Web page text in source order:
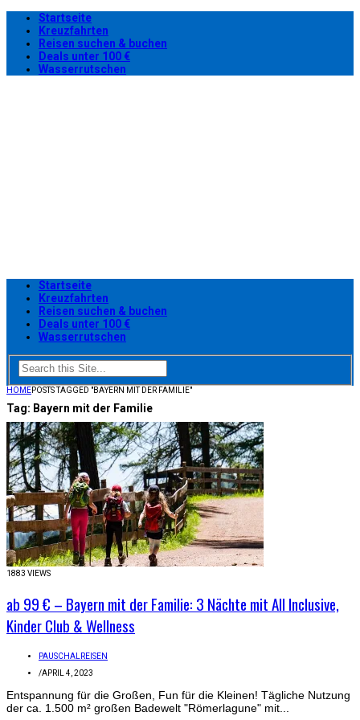
Startseite
Kreuzfahrten
Reisen suchen & buchen
Deals unter 100 €
Wasserrutschen
Startseite
Kreuzfahrten
Reisen suchen & buchen
Deals unter 100 €
Wasserrutschen
HOMEPOSTS TAGGED "BAYERN MIT DER FAMILIE"
Tag: Bayern mit der Familie
1883 VIEWS
ab 99 € – Bayern mit der Familie: 3 Nächte mit All Inclusive,
Kinder Club & Wellness
PAUSCHALREISEN
/APRIL 4, 2023
Entspannung für die Großen, Fun für die Kleinen! Tägliche Nutzung
der ca. 1.500 m² großen Badewelt "Römerlagune" mit...